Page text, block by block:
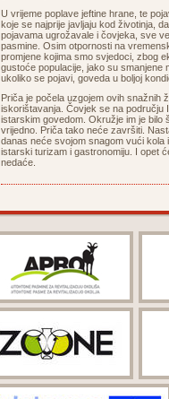
U vrijeme poplave jeftine hrane, te
koje se najprije javljaju kod životinja,
pojavama ugrožavale i čovjeka, sve
pasmine. Osim otpornosti na
promjene kojima smo svjedoci, zbog
gustoće populacije, jako su smanjene
ukoliko se pojavi, goveda u boljoj
Priča je počela uzgojem ovih snažnih
iskorištavanja. Čovjek se na području
istarskim govedom. Okružje im je bilo
vrijedno. Priča tako neće završiti.
danas neće svojom snagom vući kola
istarski turizam i gastronomiju. I opet
nedaće.